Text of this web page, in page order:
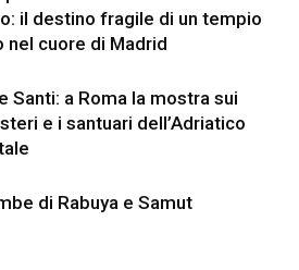
il destino fragile di un tempio
nel cuore di Madrid
Santi: a Roma la mostra sui
e i santuari dell’Adriatico
di Rabuya e Samut